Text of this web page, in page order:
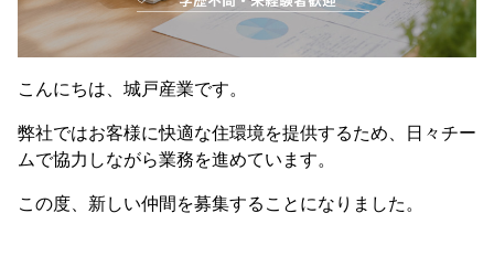
こんにちは、城戸産業です。
弊社ではお客様に快適な住環境を提供するため、日々チー
ムで協力しながら業務を進めています。
この度、新しい仲間を募集することになりました。